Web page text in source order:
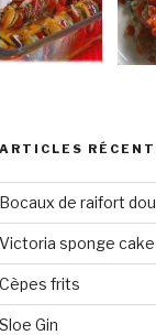
ARTICLES
Bocaux de raifort
Victoria sponge cake
Cèpes frits
Sloe Gin